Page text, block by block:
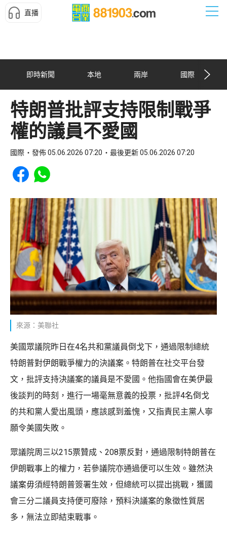
直播
即時新聞 本地 兩岸 國際
特朗普批評支持限制戰爭
權的議員不愛國
國際 發佈 05.06.2026 07:20 最後更新 05.06.2026 07:20
Share to Facebook
Share to WhatsApp
來源：美聯社
美國眾議院昨日在4名共和黨議員倒戈下，通過限制總統
特朗普對伊朗戰爭權力的決議案。特朗普在社交平台發
文，批評支持決議案的議員是不愛國。他指國會在美伊最
後談判的時刻，進行一場毫無意義的投票，批評4名倒戈
的共和黨人愛出風頭，應該感到羞愧，又指責民主黨人寧
願令美國失敗。
眾議院周三以215票贊成、208票反對，通過限制特朗普在
伊朗戰事上的權力，若參議院亦通過便可以生效。雖然決
議案毋須經特朗普簽署生效，但總統可以提出挑戰，獲國
會三分二議員支持便可廢除，預料決議案的象徵性質居
多，無法立即結束戰事。